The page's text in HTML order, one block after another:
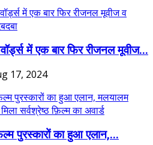
में एक बार फिर रीजनल मूवीज...
17, 2024
पुरस्कारों का हुआ एलान,...